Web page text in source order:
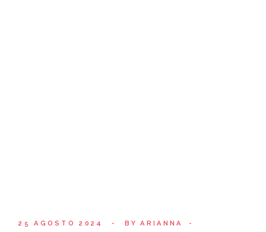
25 AGOSTO 2024 BY
ARIANNA